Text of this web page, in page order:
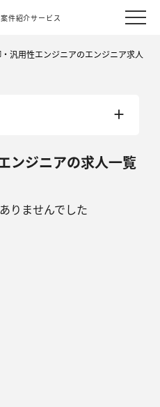
件紹介サービス
汎用性エンジニアのエンジニア求人
ンジニアの求人一覧
りませんでした